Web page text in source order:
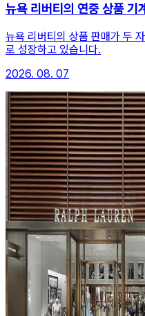
뉴욕 리버티의 연중 상품 기
뉴욕 리버티의 상품 판매가 두
로 성장하고 있습니다.
2026. 08. 07